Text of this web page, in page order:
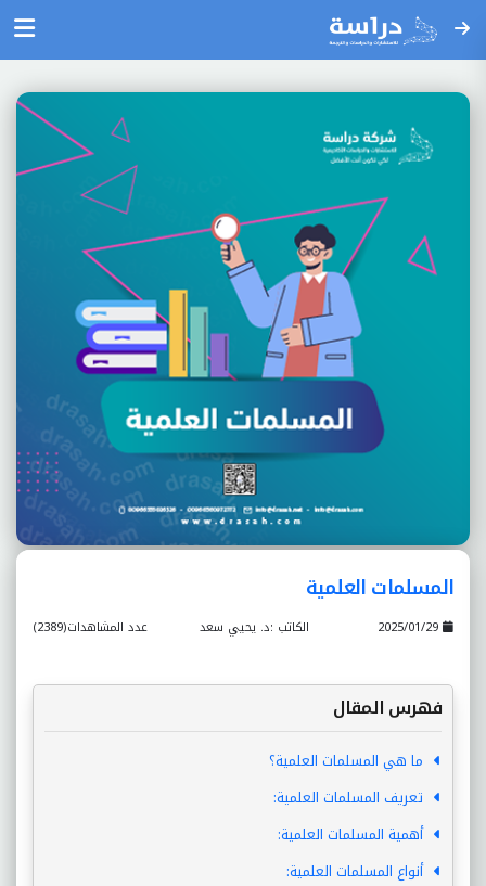
المسلمات العلمية
عدد المشاهدات(2389) الكاتب :د. يحيي سعد
فهرس المقال
ما هي المسلمات العلمية؟
تعريف المسلمات العلمية:
أهمية المسلمات العلمية:
أنواع المسلمات العلمية: